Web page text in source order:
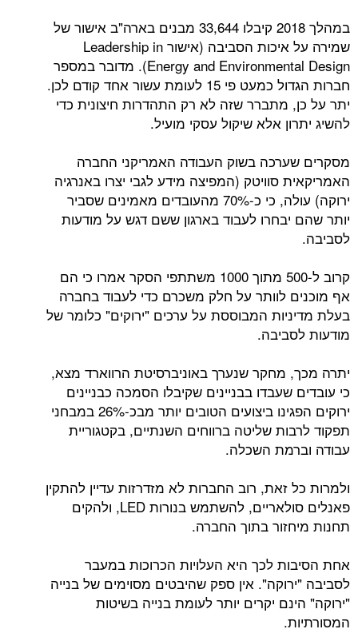
במהלך 2018 קיבלו 33,644 מבנים בארה"ב אישור של
שמירה על איכות הסביבה (אישור Leadership in
Energy and Environmental Design). מדובר במספר
חברות הגדול כמעט פי 15 לעומת עשור אחד קודם לכן.
יתר על כן, מתברר שזה לא רק התהדרות חיצונית כדי
להשיג יתרון אלא שיקול עסקי מועיל.
מסקרים שערכה בשוק העבודה האמריקני החברה
האמריקאית סוויטק (המפיצה מידע לגבי יצרו באנרגיה
ירוקה) עולה, כי כ-70% מהעובדים מאמינים שסביר
יותר שהם יבחרו לעבוד בארגון ששם דגש על מודעות
לסביבה.
קרוב ל-500 מתוך 1000 משתתפי הסקר אמרו כי הם
אף מוכנים לוותר על חלק משכרם כדי לעבוד בחברה
בעלת מדיניות המבוססת על ערכים "ירוקים" כלומר של
מודעות לסביבה.
יתרה מכך, מחקר שנערך באוניברסיטת הרווארד מצא,
כי עובדים שעבדו בבניינים שקיבלו הסמכה כבניינים
ירוקים הפגינו ביצועים הטובים יותר מבכ-26% במבחני
תפקוד לרבות שליטה ברווחים השנתיים, בקטגוריית
עבודה וברמת השכלה.
ולמרות כל זאת, רוב החברות לא מזדרזות עדיין להתקין
פאנלים סולאריים, להשתמש בנורות LED, ולהקים
תחנות מיחזור בתוך החברה.
אחת הסיבות לכך היא העלויות הכרוכות במעבר
לסביבה "ירוקה". אין ספק שהיבטים מסוימים של בנייה
"ירוקה" הינם יקרים יותר לעומת בנייה בשיטות
המסורתיות.